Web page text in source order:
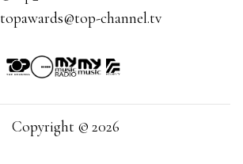
topawards@top-channel.tv
Copyright © 2026